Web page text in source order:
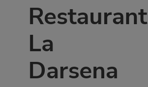
NL
Restaurant
La
Darsena